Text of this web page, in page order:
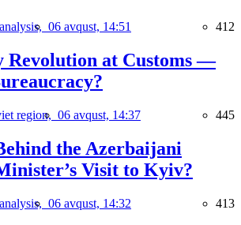
06 avqust, 14:51 412
Revolution at Customs —
region, 06 avqust, 14:37 445
the Azerbaijani
Visit to Kyiv?
06 avqust, 14:32 413